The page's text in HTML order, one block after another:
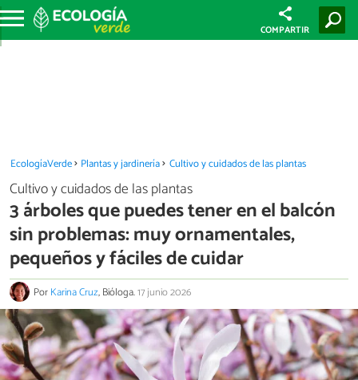
COMPARTIR
EcologíaVerde Plantas y jardinería Cultivo y cuidados de las plantas
Cultivo y cuidados de las plantas
3 árboles que puedes tener en el balcón
sin problemas: muy ornamentales,
pequeños y fáciles de cuidar
PorKarina Cruz, Bióloga.17 junio 2026